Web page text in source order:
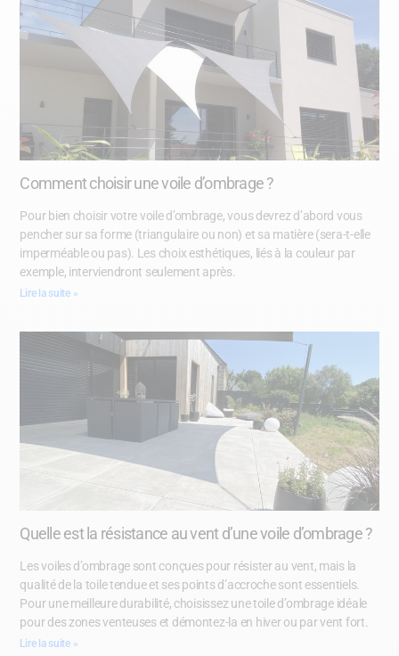
Comment choisir une voile d’ombrage ?
Pour bien choisir votre voile d’ombrage, vous devrez d’abord vous
pencher sur sa forme (triangulaire ou non) et sa matière (sera-t-elle
imperméable ou pas). Les choix esthétiques, liés à la couleur par
exemple, interviendront seulement après.
Lire la suite »
Quelle est la résistance au vent d’une voile d’ombrage ?
Les voiles d’ombrage sont conçues pour résister au vent, mais la
qualité de la toile tendue et ses points d’accroche sont essentiels.
Pour une meilleure durabilité, choisissez une toile d’ombrage idéale
pour des zones venteuses et démontez-la en hiver ou par vent fort.
Lire la suite »